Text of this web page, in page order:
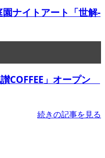
ナイトアート「世解-
COFFEE」オープン
続きの記事を見る